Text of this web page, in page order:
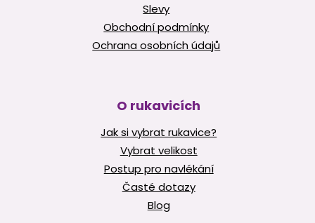
Slevy
Obchodní podmínky
Ochrana osobních údajů
O rukavicích
Jak si vybrat rukavice?
Vybrat velikost
Postup pro navlékání
Časté dotazy
Blog